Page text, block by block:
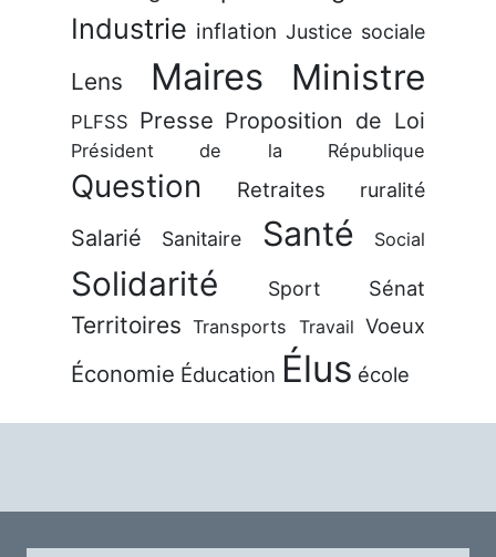
Industrie inflation Justice sociale
Lens Maires Ministre
PLFSS Presse Proposition de Loi
Président de la République
Question Retraites ruralité
Salarié Sanitaire Santé Social
Solidarité Sport Sénat
Territoires Transports Travail Voeux
Économie Éducation Élus école